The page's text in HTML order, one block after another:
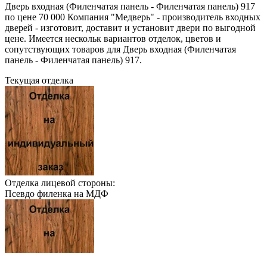
Дверь входная (Филенчатая панель - Филенчатая панель) 917
по цене 70 000 Компания "Медверь" - производитель входных
дверей - изготовит, доставит и установит двери по выгодной
цене. Имеется нескольк вариантов отделок, цветов и
сопутствующих товаров для Дверь входная (Филенчатая
панель - Филенчатая панель) 917.
Текущая отделка
Отделка лицевой стороны:
Псевдо филенка на МДФ